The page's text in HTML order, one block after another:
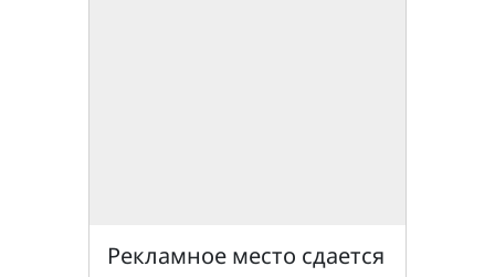
Рекламное место сдается